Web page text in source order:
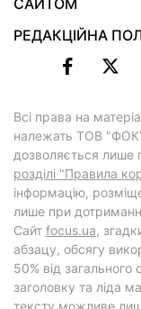
САЙТОМ
РЕДАКЦІЙНА
Всі права на
належать ТОВ
дозволяється лише
розділі "Правила
інформацію,
лише при
Cайт focus.ua,
абзацу, обсягу
50% від загального
заголовку та ліда
тексту можливе